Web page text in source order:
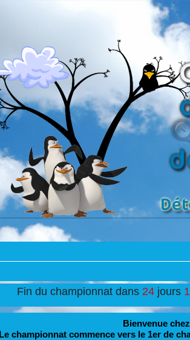
Fin du championnat dans 24 jours
Bienvenue
Le championnat commence vers le 1er de